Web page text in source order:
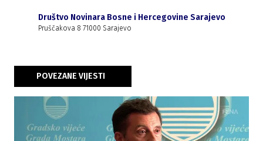
Društvo Novinara Bosne i Hercegovine Sarajevo
Pruščakova 8 71000 Sarajevo
POVEZANE VIJESTI